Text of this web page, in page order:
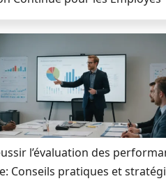
l’évaluation des
Conseils pratiques et